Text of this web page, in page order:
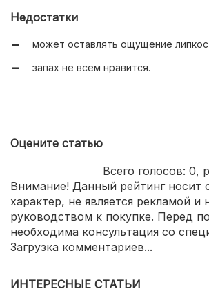
Недостатки
может оставлять ощущение
запах не всем нравится.
Оцените статью
Всего голосов: 0,
Внимание! Данный рейтинг носит
характер, не является рекламой и
руководством к покупке. Перед
необходима консультация со
Загрузка комментариев...
ИНТЕРЕСНЫЕ СТАТЬИ